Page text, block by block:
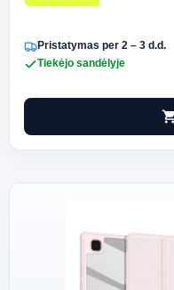
Pristatymas per 2 – 3 d.d.
Tiekėjo sandėlyje